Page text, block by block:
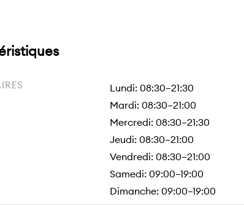
Lundi: 08:30–21:30
Mardi: 08:30–21:00
Mercredi: 08:30–21:30
Jeudi: 08:30–21:00
Vendredi: 08:30–21:00
Samedi: 09:00–19:00
Dimanche: 09:00–19:00